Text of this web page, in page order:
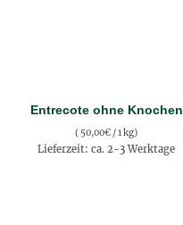
Entrecote ohne Knochen
( 50,00€ / 1 kg)
Lieferzeit: ca. 2-3 Werktage